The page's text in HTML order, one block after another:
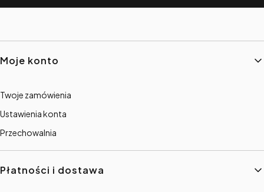
Linki w stopce
Moje konto
Twoje zamówienia
Ustawienia konta
Przechowalnia
Płatności i dostawa